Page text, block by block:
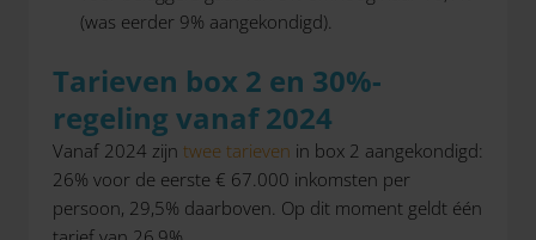
(was eerder 9% aangekondigd).
Tarieven box 2 en 30%-
regeling vanaf 2024
Vanaf 2024 zijn twee tarieven in box 2 aangekondigd:
26% voor de eerste € 67.000 inkomsten per
persoon, 29,5% daarboven. Op dit moment geldt één